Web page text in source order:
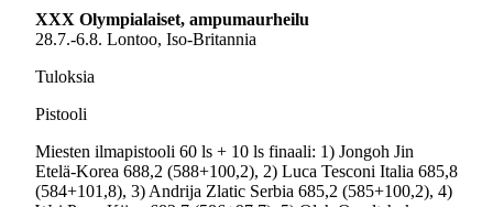
XXX Olympialaiset, ampumaurheilu
28.7.-6.8. Lontoo, Iso-Britannia
Tuloksia
Pistooli
Miesten ilmapistooli 60 ls + 10 ls finaali: 1) Jongoh Jin
Etelä-Korea 688,2 (588+100,2), 2) Luca Tesconi Italia 685,8
(584+101,8), 3) Andrija Zlatic Serbia 685,2 (585+100,2), 4)